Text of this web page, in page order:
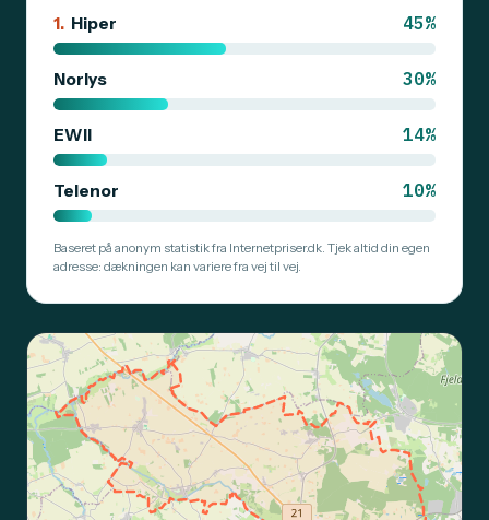
1. Hiper 45%
Norlys 30%
EWII 14%
Telenor 10%
Baseret på anonym statistik fra Internetpriser.dk. Tjek altid din egen
adresse: dækningen kan variere fra vej til vej.